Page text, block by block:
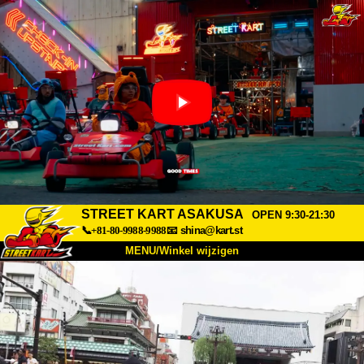
STREET KART ASAKUSA
OPEN 9:30-21:30
📞+81-80-9988-9988📧 shina@kart.st
MENU/Winkel wijzigen
Over Specificaties Prijzen
Toegang Ervaringen FAQ